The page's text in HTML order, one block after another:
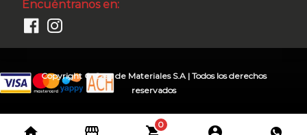
Encuéntranos en:
Copyright © Casa de Materiales S.A | Todos los derechos
reservados
0